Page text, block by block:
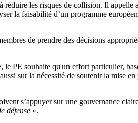
les risques de collision. Il appelle
la faisabilité d’un programme
de prendre des décisions
le PE souhaite qu'un effort particulier,
sur la nécessité de soutenir la mise
s’appuyer sur une gouvernance
défense ».